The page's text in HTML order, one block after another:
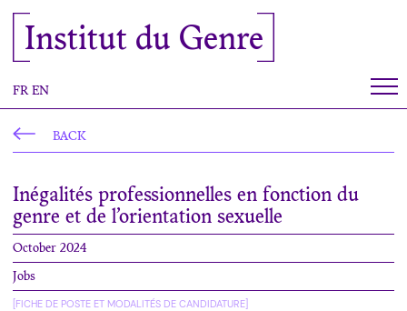
Institut du Genre
FR EN
BACK
Inégalités professionnelles en fonction du
genre et de l’orientation sexuelle
October 2024
Jobs
[FICHE DE POSTE ET MODALITÉS DE CANDIDATURE]